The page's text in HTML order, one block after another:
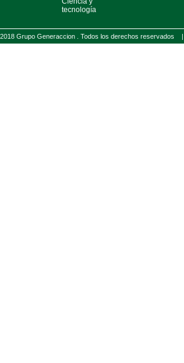
tecnología
2018 Grupo Generaccion . Todos los derechos reservados |